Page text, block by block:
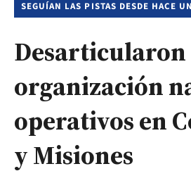
SEGUÍAN LAS PISTAS DESDE HACE
organización
operativos en
y Misiones